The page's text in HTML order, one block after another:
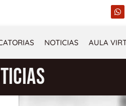
W
h
s
a
p
NOTICIAS AULA